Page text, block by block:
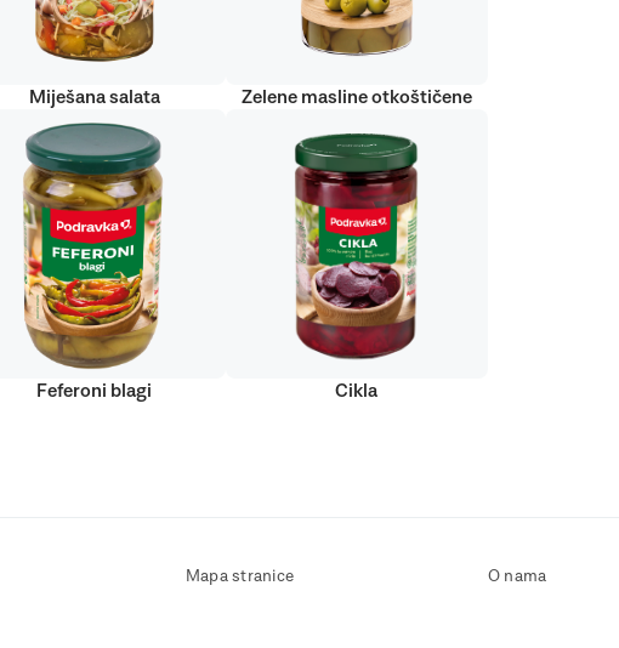
Miješana salata Zelene masline otkoštičene
Feferoni blagi Cikla
Mapa stranice
O nama